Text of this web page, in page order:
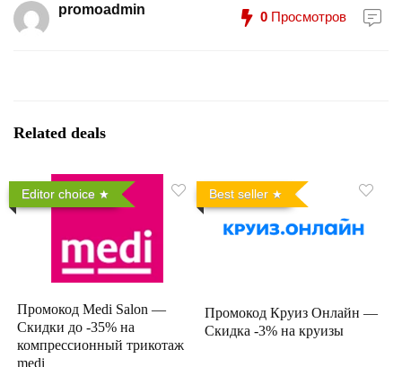
promoadmin 0 Просмотров
Related deals
Editor choice
Промокод Medi Salon —
Скидки до -35% на
компрессионный трикотаж
medi
Best seller
Промокод Круиз Онлайн —
Скидка -3% на круизы